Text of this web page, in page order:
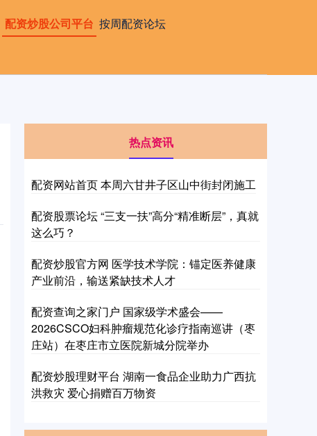
配资炒股公司平台 按周配资论坛
热点资讯
配资网站首页 本周六甘井子区山中街封闭施工
配资股票论坛 “三支一扶”高分“精准断层”，真就
这么巧？
配资炒股官方网 医学技术学院：锚定医养健康
产业前沿，输送紧缺技术人才
配资查询之家门户 国家级学术盛会——
2026CSCO妇科肿瘤规范化诊疗指南巡讲（枣
庄站）在枣庄市立医院新城分院举办
配资炒股理财平台 湖南一食品企业助力广西抗
洪救灾 爱心捐赠百万物资